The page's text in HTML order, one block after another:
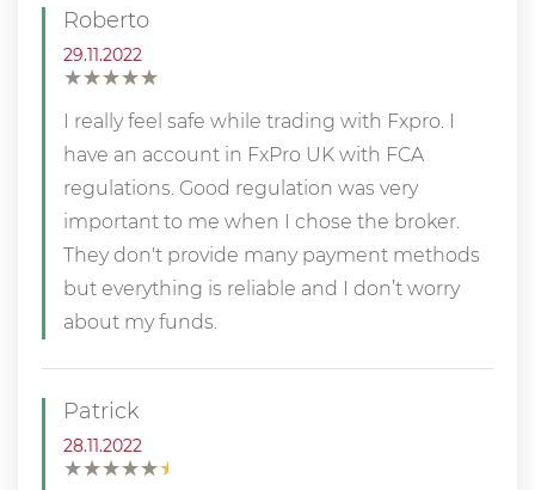
Roberto
29.11.2022
★★
★★
★★
★★
★
I really feel safe while trading with Fxpro. I
have an account in FxPro UK with FCA
regulations. Good regulation was very
important to me when I chose the broker.
They don't provide many payment methods
but everything is reliable and I don’t worry
about my funds.
Patrick
28.11.2022
★★
★★
★★
★★
★★